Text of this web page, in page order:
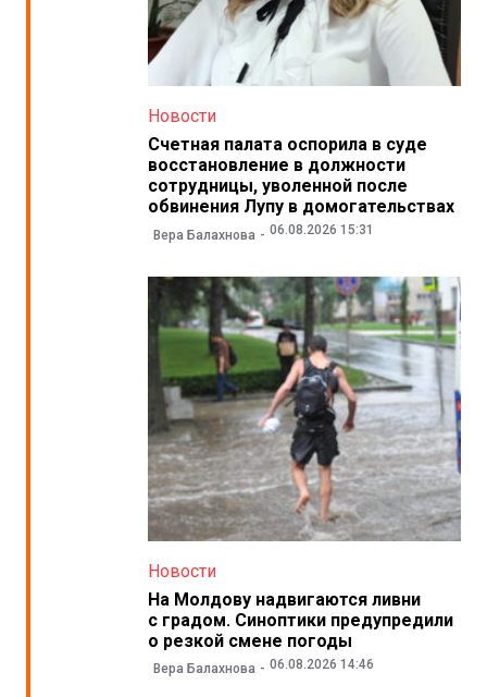
Новости
Счетная палата оспорила в суде
восстановление в должности
сотрудницы, уволенной после
обвинения Лупу в домогательствах
Вера Балахнова 06.08.2026 15:31
Новости
На Молдову надвигаются ливни
с градом. Синоптики предупредили
о резкой смене погоды
Вера Балахнова 06.08.2026 14:46